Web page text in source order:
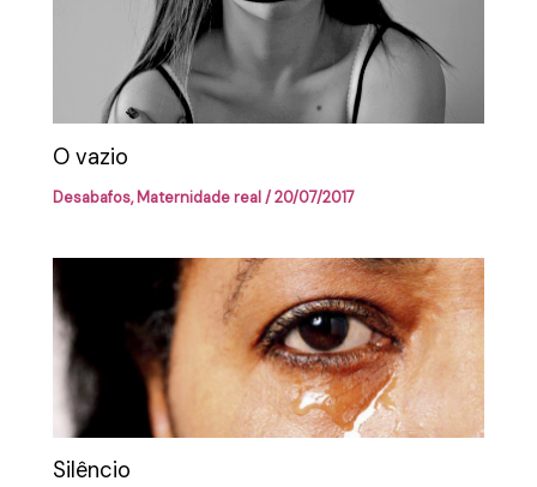
O vazio
Desabafos,Maternidade real/20/07/2017
Silêncio